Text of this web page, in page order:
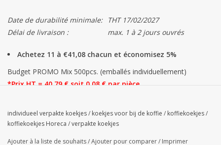
Date de durabilité minimale:
THT 17/02/2027
Délai de livraison :
max. 1 à 2 jours ouvrés
Achetez 11 à €41,08 chacun et économisez 5%
Budget PROMO Mix 500pcs. (emballés individuellement)
*Prix HT = 40,79 € soit 0,08 € par pièce
individueel verpakte koekjes/ koekjes voor bij de koffie / koffiekoekjes/
koffiekoekjes Horeca /verpakte koekjes
Ajouter à la liste de souhaits/Ajouter pour comparer/ Imprimer